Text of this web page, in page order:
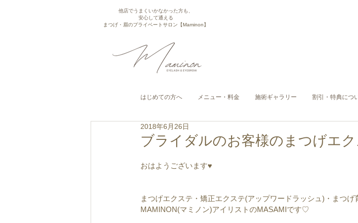
他店でうまくいかなかった方も、
安心して通える
まつげ・眉のプライベートサロン【Maminon】
はじめての方へ メニュー・料金 施術ギャラリー 割引・特典につ
ブライダルのお客様のまつげエク
2018年6月26日
おはようございます♥︎︎
まつげエクステ・矯正エクステ(アップワードラッシュ)・まつ
MAMINON(マミノン)アイリストのMASAMIです♡